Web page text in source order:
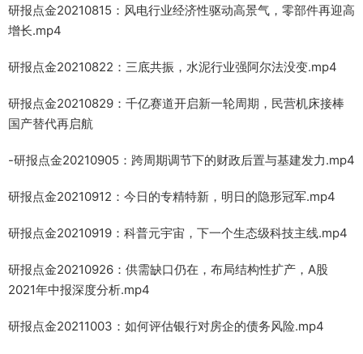
研报点金20210815：风电行业经济性驱动高景气，零部件再迎高
增长.mp4
研报点金20210822：三底共振，水泥行业强阿尔法没变.mp4
研报点金20210829：千亿赛道开启新一轮周期，民营机床接棒
国产替代再启航
-研报点金20210905：跨周期调节下的财政后置与基建发力.mp4
研报点金20210912：今日的专精特新，明日的隐形冠军.mp4
研报点金20210919：科普元宇宙，下一个生态级科技主线.mp4
研报点金20210926：供需缺口仍在，布局结构性扩产，A股
2021年中报深度分析.mp4
研报点金20211003：如何评估银行对房企的债务风险.mp4